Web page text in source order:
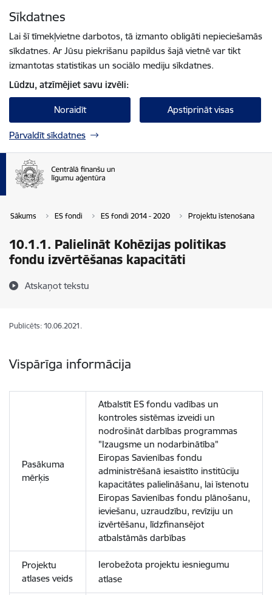
Sīkdatnes
Lai šī tīmekļvietne darbotos, tā izmanto obligāti nepieciešamās
sīkdatnes. Ar Jūsu piekrišanu papildus šajā vietnē var tikt
izmantotas statistikas un sociālo mediju sīkdatnes.
Lūdzu, atzīmējiet savu izvēli:
Noraidīt Apstiprināt visas
Pārvaldīt sīkdatnes
Sākums ES fondi ES fondi 2014 - 2020 Projektu īstenošana
10.1.1. Palielināt Kohēzijas politikas
fondu izvērtēšanas kapacitāti
Atskaņot tekstu
Publicēts: 10.06.2021.
Vispārīga informācija
Pasākuma
mērķis
Atbalstīt ES fondu vadības un
kontroles sistēmas izveidi un
nodrošināt darbības programmas
"Izaugsme un nodarbinātība"
Eiropas Savienības fondu
administrēšanā iesaistīto institūciju
kapacitātes palielināšanu, lai īstenotu
Eiropas Savienības fondu plānošanu,
ieviešanu, uzraudzību, revīziju un
izvērtēšanu, līdzfinansējot
atbalstāmās darbības
Projektu
atlases veids
Ierobežota projektu iesniegumu
atlase